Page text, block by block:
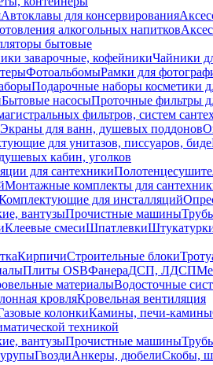
Автоклавы для консервирования
алкогольных напитков
бытовые
заварочные, кофейникиЧайники
ФотоальбомыРамки для
Подарочные наборы косметики
Бытовые насосыПроточные фильтры
фильтров, систем
Экраны для ванн, душевых поддонов
для унитазов, писсуаров, биде
кабин, уголков
для сантехники
Монтажные комплекты для
для инсталляций
вантузыПрочистные машины
Клеевые смесиШпатлевки
КирпичиСтроительные блоки
Плиты OSBФанераДСП, ЛДСП
материалыВодосточные
кровляКровельная вентиляция
колонкиКамины, печи-камины
техникой
вантузыПрочистные машины
ГвоздиАнкеры, дюбелиСкобы,